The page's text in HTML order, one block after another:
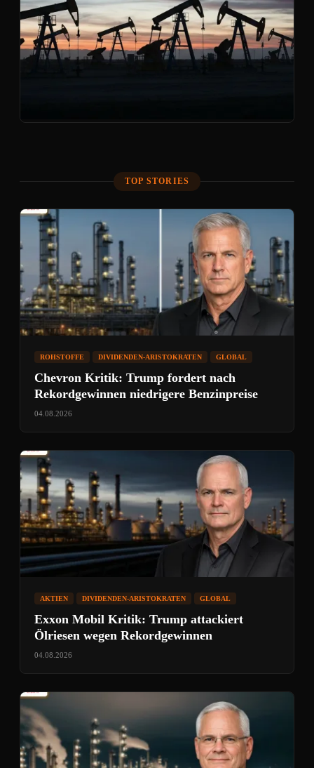
TOP STORIES
ROHSTOFFE DIVIDENDEN-ARISTOKRATEN GLOBAL
Chevron Kritik: Trump fordert nach
Rekordgewinnen niedrigere Benzinpreise
04.08.2026
AKTIEN DIVIDENDEN-ARISTOKRATEN GLOBAL
Exxon Mobil Kritik: Trump attackiert
Ölriesen wegen Rekordgewinnen
04.08.2026